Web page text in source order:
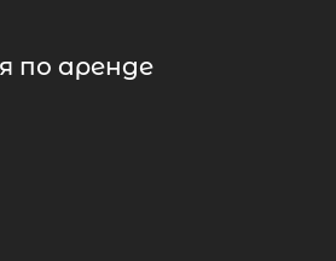
по аренде